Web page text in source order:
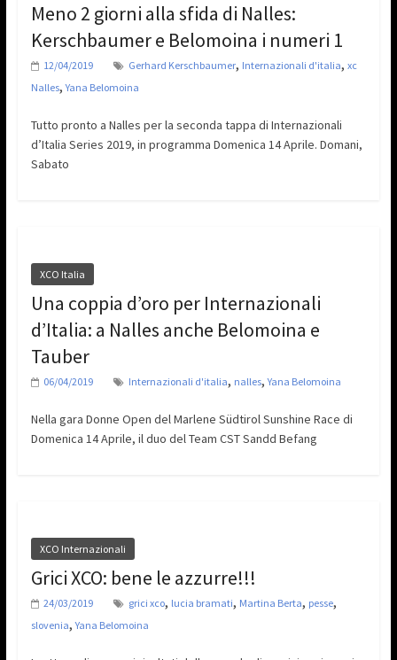
Meno 2 giorni alla sfida di Nalles:
Kerschbaumer e Belomoina i numeri 1
12/04/2019 Gerhard Kerschbaumer, Internazionali d'italia, xc
Nalles,Yana Belomoina
Tutto pronto a Nalles per la seconda tappa di Internazionali
d’Italia Series 2019, in programma Domenica 14 Aprile. Domani,
Sabato
XCO Italia
Una coppia d’oro per Internazionali
d’Italia: a Nalles anche Belomoina e
Tauber
06/04/2019 Internazionali d'italia, nalles,Yana Belomoina
Nella gara Donne Open del Marlene Südtirol Sunshine Race di
Domenica 14 Aprile, il duo del Team CST Sandd Befang
XCO Internazionali
Grici XCO: bene le azzurre!!!
24/03/2019 grici xco, lucia bramati, Martina Berta, pesse,
slovenia,Yana Belomoina